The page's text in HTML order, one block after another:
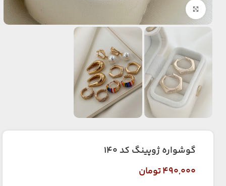
بزرگنمایی تصویر
گوشواره ژوپینگ کد ۱۴۰
۴۹۰,۰۰۰تومان